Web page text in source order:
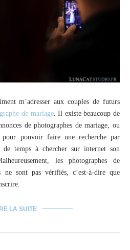
m’adresser aux couples de futurs
de mariage. Il existe beaucoup de
de photographes de mariage, ou
pouvoir faire une recherche par
temps à chercher sur internet son
les photographes de
ne sont pas vérifiés, c’est-à-dire que
LA SUITE